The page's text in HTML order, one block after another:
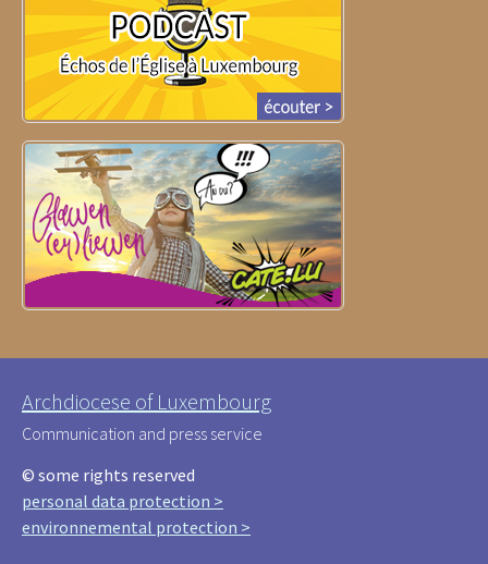
Archdiocese of Luxembourg
Communication and press service
© some rights reserved
personal data protection >
environnemental protection >